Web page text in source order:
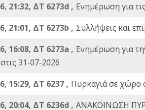
21:32, ΔΤ 6273d , Ενημέρωση για
21:01, ΔΤ 6273b , Συλλήψεις και
16:08, ΔΤ 6273a , Ενημέρωση για
31-07-2026
15:29, ΔΤ 6237 , Πυρκαγιά σε χώρο
20:04, ΔΤ 6236d , ΑΝΑΚΟΙΝΩΣΗ